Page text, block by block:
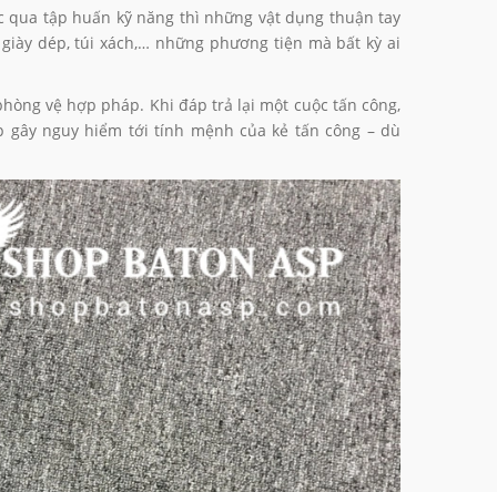
tập huấn kỹ năng thì những vật dụng thuận tay
dép, túi xách,… những phương tiện mà bất kỳ ai
vệ hợp pháp. Khi đáp trả lại một cuộc tấn công,
nguy hiểm tới tính mệnh của kẻ tấn công – dù
BATON PEN